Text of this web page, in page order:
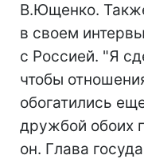
В.Ющенко.
в своем
с Россией. "Я
чтобы
обогатились
дружбой обоих
он. Глава